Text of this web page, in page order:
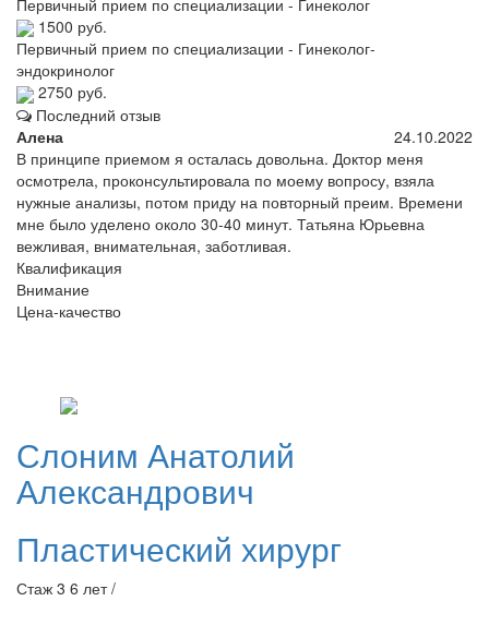
Первичный прием по специализации - Гинеколог
1500 руб.
Первичный прием по специализации - Гинеколог-
эндокринолог
2750 руб.
Последний отзыв
Алена
24.10.2022
В принципе приемом я осталась довольна. Доктор меня
осмотрела, проконсультировала по моему вопросу, взяла
нужные анализы, потом приду на повторный преим. Времени
мне было уделено около 30-40 минут. Татьяна Юрьевна
вежливая, внимательная, заботливая.
Квалификация
Внимание
Цена-качество
Слоним Анатолий
Александрович
Пластический хирург
Стаж 3 6 лет /